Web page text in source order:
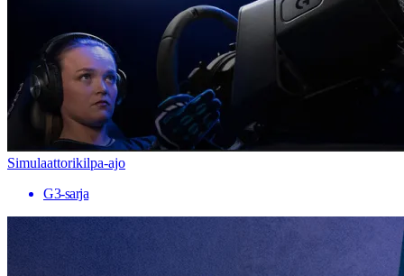
Simulaattorikilpa-ajo
G3-sarja